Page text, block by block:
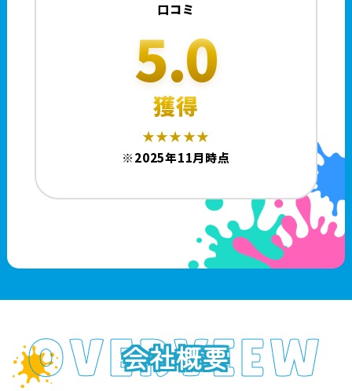
口コミ
5.0
獲得
★★★★★
※2025年11月時点
OVERVIEW
会社概要